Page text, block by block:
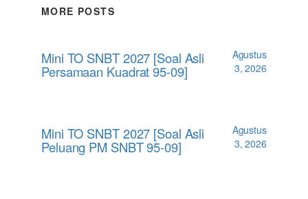
MORE POSTS
Mini TO SNBT 2027 [Soal Asli
Persamaan Kuadrat 95-09]
Agustus
3, 2026
Mini TO SNBT 2027 [Soal Asli
Peluang PM SNBT 95-09]
Agustus
3, 2026